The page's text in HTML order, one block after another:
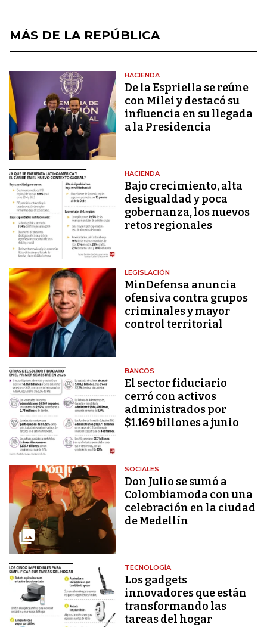
MÁS DE LA REPÚBLICA
HACIENDA
De la Espriella se reúne
con Milei y destacó su
influencia en su llegada
a la Presidencia
HACIENDA
Bajo crecimiento, alta
desigualdad y poca
gobernanza, los nuevos
retos regionales
LEGISLACIÓN
MinDefensa anuncia
ofensiva contra grupos
criminales y mayor
control territorial
BANCOS
El sector fiduciario
cerró con activos
administrados por
$1.169 billones a junio
SOCIALES
Don Julio se sumó a
Colombiamoda con una
celebración en la ciudad
de Medellín
TECNOLOGÍA
Los gadgets
innovadores que están
transformando las
tareas del hogar